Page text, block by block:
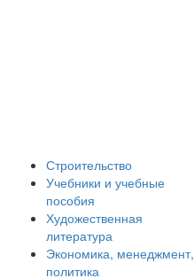
Строительство
Учебники и учебные
пособия
Художественная
литература
Экономика, менеджмент,
политика